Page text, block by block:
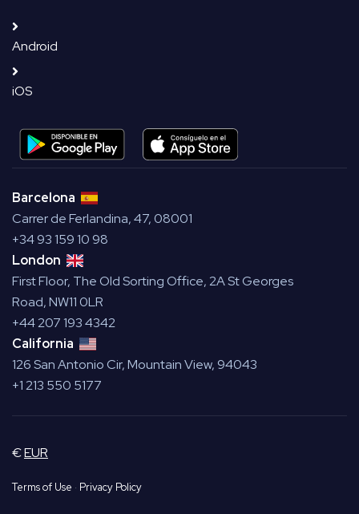
Android
iOS
Barcelona
Carrer de Ferlandina, 47, 08001
+34 93 159 10 98
London
First Floor, The Old Sorting Office, 2A St Georges
Road, NW11 0LR
+44 207 193 4342
California
126 San Antonio Cir, Mountain View, 94043
+1 213 550 5177
Terms of Use · Privacy Policy
€EUR